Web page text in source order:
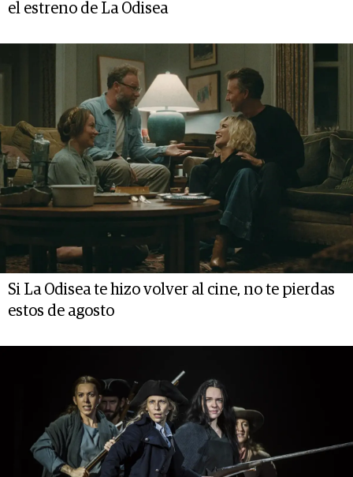
el estreno de La Odisea
Si La Odisea te hizo volver al cine, no te pierdas
estos de agosto